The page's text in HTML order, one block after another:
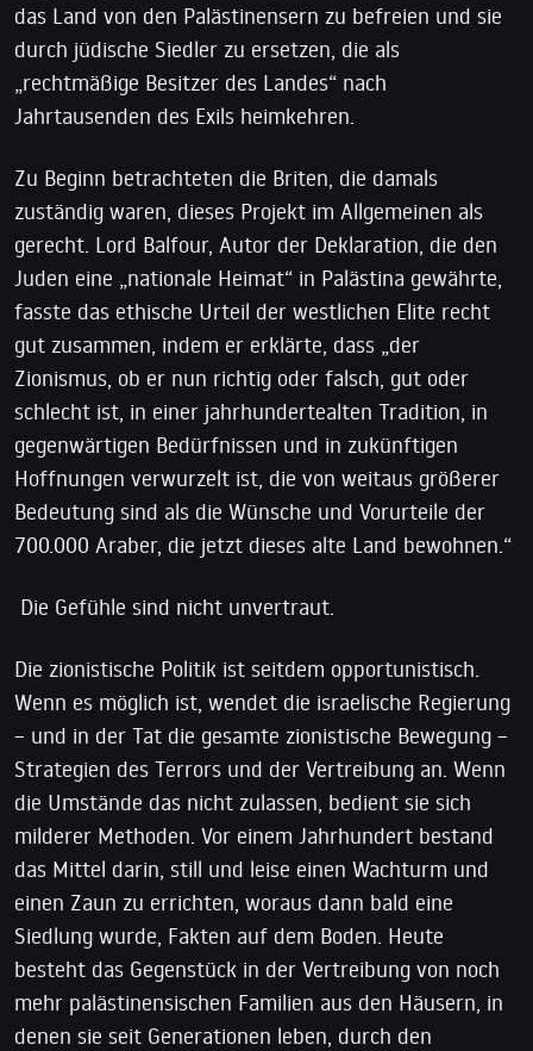
das Land von den Palästinensern zu befreien und sie
durch jüdische Siedler zu ersetzen, die als
„rechtmäßige Besitzer des Landes“ nach
Jahrtausenden des Exils heimkehren.
Zu Beginn betrachteten die Briten, die damals
zuständig waren, dieses Projekt im Allgemeinen als
gerecht. Lord Balfour, Autor der Deklaration, die den
Juden eine „nationale Heimat“ in Palästina gewährte,
fasste das ethische Urteil der westlichen Elite recht
gut zusammen, indem er erklärte, dass „der
Zionismus, ob er nun richtig oder falsch, gut oder
schlecht ist, in einer jahrhundertealten Tradition, in
gegenwärtigen Bedürfnissen und in zukünftigen
Hoffnungen verwurzelt ist, die von weitaus größerer
Bedeutung sind als die Wünsche und Vorurteile der
700.000 Araber, die jetzt dieses alte Land bewohnen.“
Die Gefühle sind nicht unvertraut.
Die zionistische Politik ist seitdem opportunistisch.
Wenn es möglich ist, wendet die israelische Regierung
– und in der Tat die gesamte zionistische Bewegung –
Strategien des Terrors und der Vertreibung an. Wenn
die Umstände das nicht zulassen, bedient sie sich
milderer Methoden. Vor einem Jahrhundert bestand
das Mittel darin, still und leise einen Wachturm und
einen Zaun zu errichten, woraus dann bald eine
Siedlung wurde, Fakten auf dem Boden. Heute
besteht das Gegenstück in der Vertreibung von noch
mehr palästinensischen Familien aus den Häusern, in
denen sie seit Generationen leben, durch den